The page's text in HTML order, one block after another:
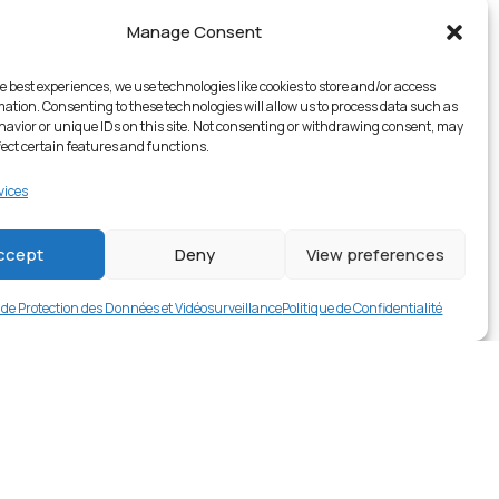
Manage Consent
best experiences, we use technologies like cookies to store and/or access
Consenting to these technologies will allow us to process data such as
or unique IDs on this site. Not consenting or withdrawing consent, may
certain features and functions.
Deny View preferences
Protection des Données et VidéosurveillancePolitique de Confidentialité
17.99
Buy now